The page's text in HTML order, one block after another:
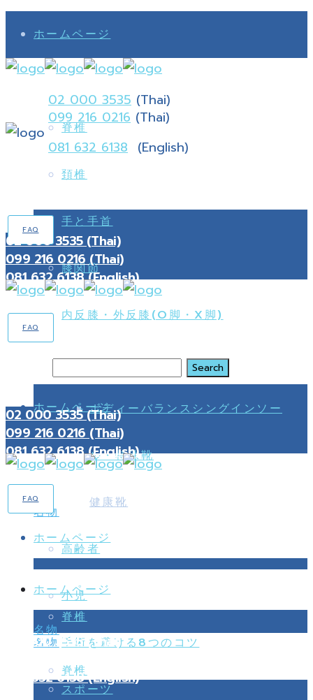
ホームページ
名物
脊椎
頚椎
手と手首
膝関節
内反膝・外反膝(O脚・X脚)
足と足首
ボディーバランスシングインソー
ル・特殊靴
健康靴
高齢者
小児
手術を避ける8つのコツ
スポーツ
02 000 3535 (Thai)
099 216 0216 (Thai)
081 632 6138 (English)
FAQ
02 000 3535 (Thai)
099 216 0216 (Thai)
081 632 6138 (English)
FAQ
ホームページ
名物
脊椎
02 000 3535 (Thai)
099 216 0216 (Thai)
081 632 6138 (English)
FAQ
ホームページ
名物
ホームページ
名物
脊椎
02 000 3535 (Thai)
081 632 6138 (English)